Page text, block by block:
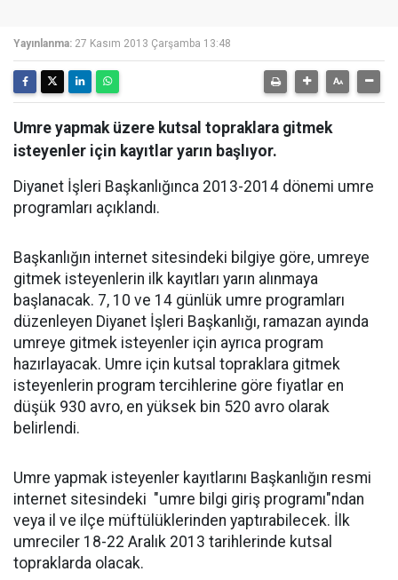
Yayınlanma: 27 Kasım 2013 Çarşamba 13:48
Umre yapmak üzere kutsal topraklara gitmek
isteyenler için kayıtlar yarın başlıyor.
Diyanet İşleri Başkanlığınca 2013-2014 dönemi umre
programları açıklandı.
Başkanlığın internet sitesindeki bilgiye göre, umreye
gitmek isteyenlerin ilk kayıtları yarın alınmaya
başlanacak. 7, 10 ve 14 günlük umre programları
düzenleyen Diyanet İşleri Başkanlığı, ramazan ayında
umreye gitmek isteyenler için ayrıca program
hazırlayacak. Umre için kutsal topraklara gitmek
isteyenlerin program tercihlerine göre fiyatlar en
düşük 930 avro, en yüksek bin 520 avro olarak
belirlendi.
Umre yapmak isteyenler kayıtlarını Başkanlığın resmi
internet sitesindeki "umre bilgi giriş programı"ndan
veya il ve ilçe müftülüklerinden yaptırabilecek. İlk
umreciler 18-22 Aralık 2013 tarihlerinde kutsal
topraklarda olacak.